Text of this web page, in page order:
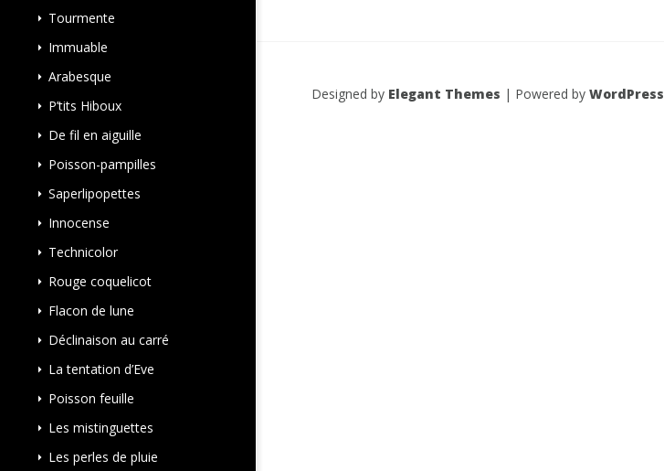
Tourmente
Immuable
Arabesque
P’tits Hiboux
De fil en aiguille
Poisson-pampilles
Saperlipopettes
Innocense
Technicolor
Rouge coquelicot
Flacon de lune
Déclinaison au carré
La tentation d’Eve
Poisson feuille
Les mistinguettes
Les perles de pluie
Designed by Elegant Themes | Powered by WordPress